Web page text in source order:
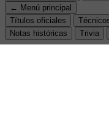
← Menú principal
Títulos oficiales
Notas históricas
Trivia